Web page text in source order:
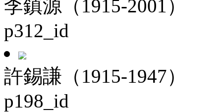
李鎮源（1915-2001）
p312_id
許錫謙（1915-1947）
p198_id